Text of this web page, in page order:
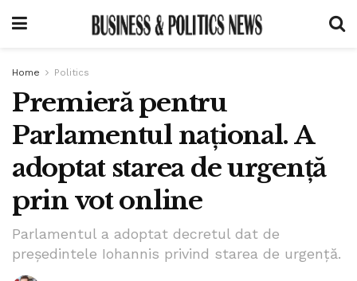
Home Politics
Premieră pentru
Parlamentul național. A
adoptat starea de urgență
prin vot online
Parlamentul a adoptat decretul dat de
preşedintele Iohannis privind starea de urgenţă.